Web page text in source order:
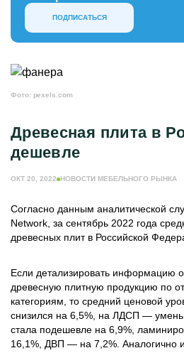
ПОДПИСАТЬСЯ
Фото: pexels.com
Древесная плита в
дешевле
ОКТ 20, 2022 НОВОСТИ МЕБЕЛЬНОГО РЫНКА
Согласно данным аналитической
Network, за сентябрь 2022 года
древесных плит в Российской
Если детализировать информацию
древесную плитную продукцию по
категориям, то средний ценовой
снизился на 6,5%, на ЛДСП —
стала подешевле на 6,9%,
16,1%, ДВП — на 7,2%. Аналогично